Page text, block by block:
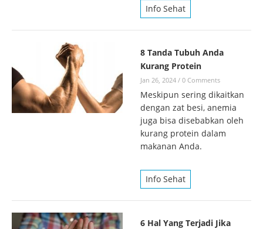
Info Sehat
8 Tanda Tubuh Anda
Kurang Protein
Jan 26, 2024 / 0 Comments
Meskipun sering dikaitkan
dengan zat besi, anemia
juga bisa disebabkan oleh
kurang protein dalam
makanan Anda.
Info Sehat
6 Hal Yang Terjadi Jika